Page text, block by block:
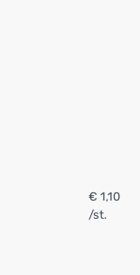
€ 1,10
/st.